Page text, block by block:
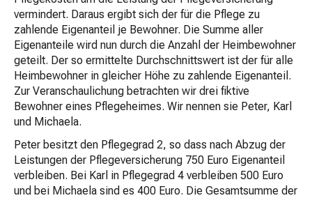
vermindert. Daraus ergibt sich der für die Pflege zu
zahlende Eigenanteil je Bewohner. Die Summe aller
Eigenanteile wird nun durch die Anzahl der Heimbewohner
geteilt. Der so ermittelte Durchschnittswert ist der für alle
Heimbewohner in gleicher Höhe zu zahlende Eigenanteil.
Zur Veranschaulichung betrachten wir drei fiktive
Bewohner eines Pflegeheimes. Wir nennen sie Peter, Karl
und Michaela.
Peter besitzt den Pflegegrad 2, so dass nach Abzug der
Leistungen der Pflegeversicherung 750 Euro Eigenanteil
verbleiben. Bei Karl in Pflegegrad 4 verbleiben 500 Euro
und bei Michaela sind es 400 Euro. Die Gesamtsumme der